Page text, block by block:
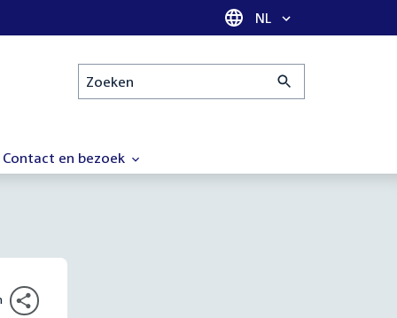
Taal selectie
NL
Zoeken
Contact en bezoek